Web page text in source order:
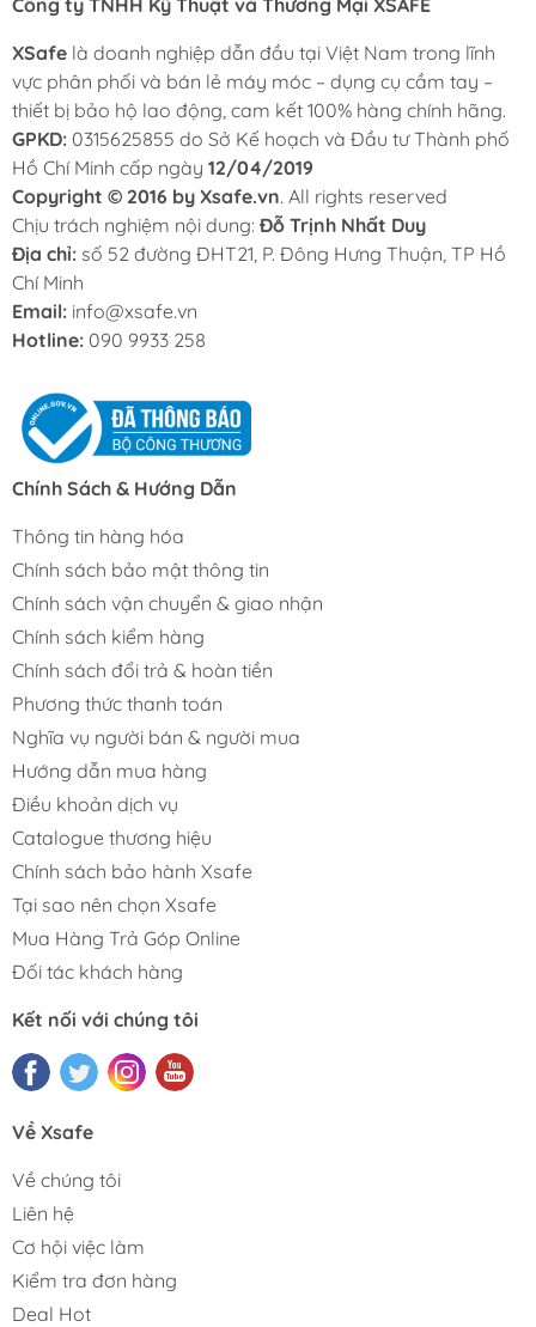
đảm bảo độ bền và khả năng dẫn điện của mối hàn.
Máy hàn thiếc loại nào tốt?
Nên chọn máy hàn thiếc có điều chỉnh nhiệt, mũi hàn tốt,
thương hiệu uy tín như Weller, Hakko, Atten để mối hàn
ổn định và bền.
Máy hàn thiếc có hàn được inox không?
Không, máy hàn thiếc không phù hợp để hàn inox vì
nhiệt độ và nguyên lý không đáp ứng liên kết kim loại
inox.
Không, máy hàn thiếc chỉ dùng cho linh kiện điện tử,
không đủ nhiệt và độ bền để hàn sắt.
Xem thêm:
Hướng Dẫn Trang Bị
Chuẩn
Máy Hàn
Phụ Kiện Hàn
Dây Hàn
Kìm Hàn
Công ty TNHH Kỹ Thuật và Thương Mại XSAFE
XSafe là doanh nghiệp dẫn đầu tại Việt Nam trong lĩnh
vực phân phối và bán lẻ máy móc – dụng cụ cầm tay –
thiết bị bảo hộ lao động, cam kết 100% hàng chính hãng.
GPKD: 0315625855 do Sở Kế hoạch và Đầu tư Thành phố
Hồ Chí Minh cấp ngày 12/04/2019
Copyright © 2016 by Xsafe.vn. All rights reserved
Chịu trách nghiệm nội dung: Đỗ Trịnh Nhất Duy
Địa chỉ: số 52 đường ĐHT21, P. Đông Hưng Thuận, TP Hồ
Chí Minh
Email: info@xsafe.vn
Hotline: 090 9933 258
Chính Sách & Hướng Dẫn
Thông tin hàng hóa
Chính sách bảo mật thông tin
Chính sách vận chuyển & giao nhận
Chính sách kiểm hàng
Chính sách đổi trả & hoàn tiền
Phương thức thanh toán
Nghĩa vụ người bán & người mua
Hướng dẫn mua hàng
Điều khoản dịch vụ
Catalogue thương hiệu
Chính sách bảo hành Xsafe
Tại sao nên chọn Xsafe
Mua Hàng Trả Góp Online
Đối tác khách hàng
Kết nối với chúng tôi
Về Xsafe
Về chúng tôi
Liên hệ
Cơ hội việc làm
Kiểm tra đơn hàng
Deal Hot